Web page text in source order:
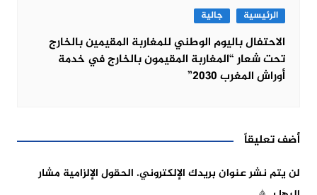
الرئيسية جالية
الاحتفال باليوم الوطني للمغاربة المقيمين بالخارج
تحت شعار “المغاربة المقيمون بالخارج في خدمة
أوراش المغرب 2030”
أضف تعليقاً
لن يتم نشر عنوان بريدك الإلكتروني. الحقول الإلزامية مشار